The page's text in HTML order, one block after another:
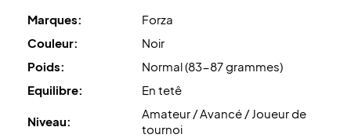
Marques:
Forza
Couleur:
Noir
Poids:
Normal (83-87 grammes)
Equilibre:
En tetê
Niveau:
Amateur / Avancé / Joueur de
tournoi